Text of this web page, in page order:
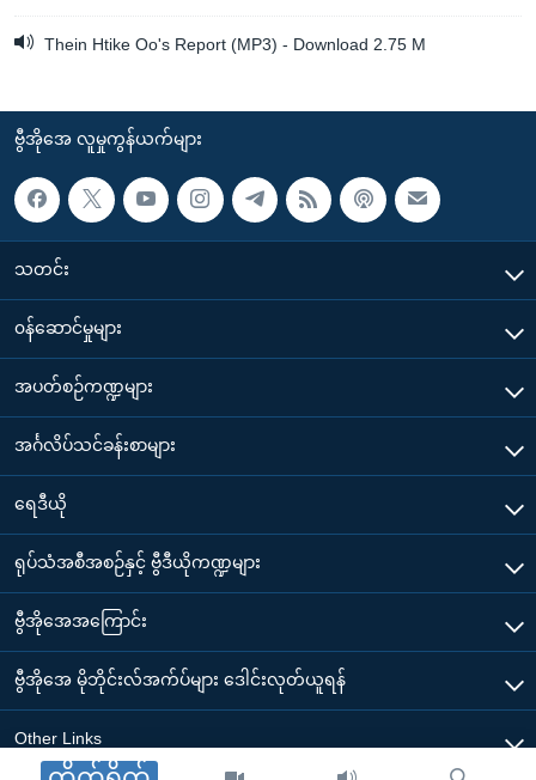
Thein Htike Oo's Report (MP3) - Download 2.75 M
ဗွီအိုအေ လူမှုကွန်ယက်များ
သတင်း
၀န်ဆောင်မှုများ
အပတ်စဉ်ကဏ္ဍများ
အင်္ဂလိပ်သင်ခန်းစာများ
ရေဒီယို
ရုပ်သံအစီအစဉ်နှင့် ဗွီဒီယိုကဏ္ဍများ
ဗွီအိုအေအကြောင်း
ဗွီအိုအေ မိုဘိုင်းလ်အက်ပ်များ ဒေါင်းလုတ်ယူရန်
Other Links